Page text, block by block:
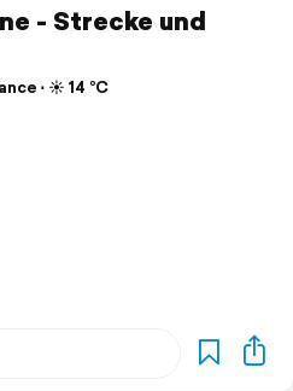
- Strecke und
⋅ ☀️ 14 °C